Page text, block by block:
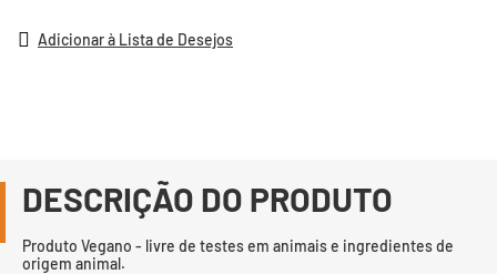
Adicionar à Lista de Desejos
DESCRIÇÃO DO PRODUTO
Produto Vegano - livre de testes em animais e ingredientes de
origem animal.